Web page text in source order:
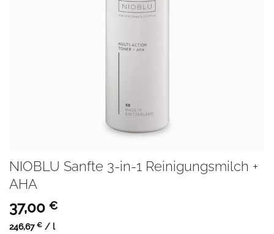
NIOBLU Sanfte 3-in-1 Reinigungsmilch +
AHA
37,00 €
246,67 € / l